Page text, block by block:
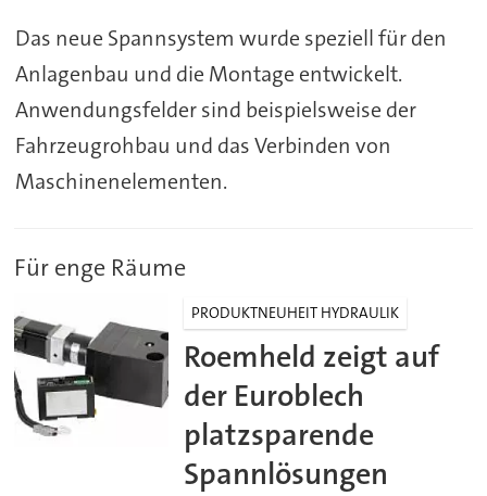
Das neue Spannsystem wurde speziell für den
Anlagenbau und die Montage entwickelt.
Anwendungsfelder sind beispielsweise der
Fahrzeugrohbau und das Verbinden von
Maschinenelementen.
Für enge Räume
PRODUKTNEUHEIT HYDRAULIK
Roemheld zeigt auf
der Euroblech
platzsparende
Spannlösungen